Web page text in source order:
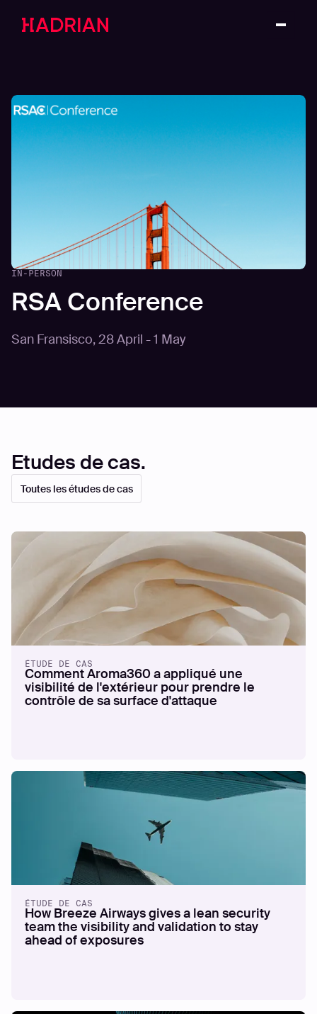
IN-PERSON
RSA Conference
San Fransisco,28 April - 1 May
Etudes de cas.
Toutes les études de cas
ÉTUDE DE CAS
Comment Aroma360 a appliqué une
visibilité de l'extérieur pour prendre le
contrôle de sa surface d'attaque
ÉTUDE DE CAS
How Breeze Airways gives a lean security
team the visibility and validation to stay
ahead of exposures